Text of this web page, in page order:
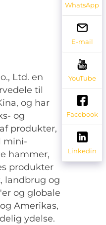
Ltd. en
til
og har
og
produkter,
mini-
hammer,
produkter
landbrug og
og globale
Amerikas,
ydelse.
WhatsApp
E-mail
YouTube
Facebook
Linkedin